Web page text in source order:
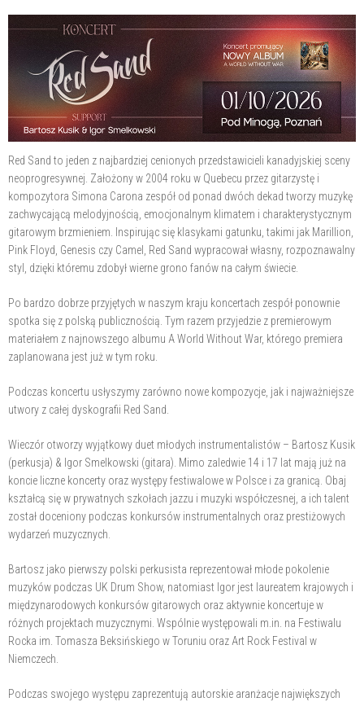
Red Sand to jeden z najbardziej cenionych przedstawicieli kanadyjskiej sceny
neoprogresywnej. Założony w 2004 roku w Quebecu przez gitarzystę i
kompozytora Simona Carona zespół od ponad dwóch dekad tworzy muzykę
zachwycającą melodyjnością, emocjonalnym klimatem i charakterystycznym
gitarowym brzmieniem. Inspirując się klasykami gatunku, takimi jak Marillion,
Pink Floyd, Genesis czy Camel, Red Sand wypracował własny, rozpoznawalny
styl, dzięki któremu zdobył wierne grono fanów na całym świecie.
Po bardzo dobrze przyjętych w naszym kraju koncertach zespół ponownie
spotka się z polską publicznością. Tym razem przyjedzie z premierowym
materiałem z najnowszego albumu A World Without War, którego premiera
zaplanowana jest już w tym roku.
Podczas koncertu usłyszymy zarówno nowe kompozycje, jak i najważniejsze
utwory z całej dyskografii Red Sand.
Wieczór otworzy wyjątkowy duet młodych instrumentalistów – Bartosz Kusik
(perkusja) & Igor Smelkowski (gitara). Mimo zaledwie 14 i 17 lat mają już na
koncie liczne koncerty oraz występy festiwalowe w Polsce i za granicą. Obaj
kształcą się w prywatnych szkołach jazzu i muzyki współczesnej, a ich talent
został doceniony podczas konkursów instrumentalnych oraz prestiżowych
wydarzeń muzycznych.
Bartosz jako pierwszy polski perkusista reprezentował młode pokolenie
muzyków podczas UK Drum Show, natomiast Igor jest laureatem krajowych i
międzynarodowych konkursów gitarowych oraz aktywnie koncertuje w
różnych projektach muzycznymi. Wspólnie występowali m.in. na Festiwalu
Rocka im. Tomasza Beksińskiego w Toruniu oraz Art Rock Festival w
Niemczech.
Podczas swojego występu zaprezentują autorskie aranżacje największych